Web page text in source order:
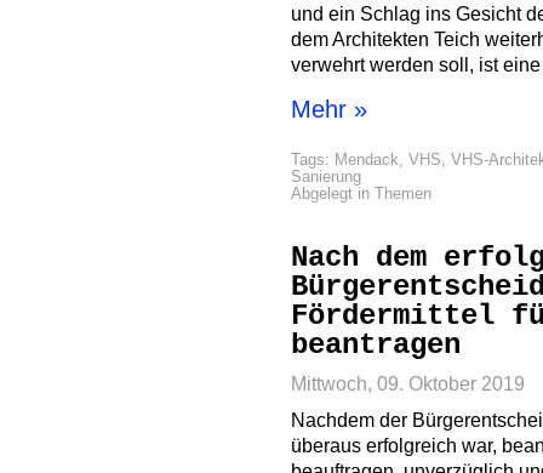
und ein Schlag ins Gesicht
dem Architekten Teich
verwehrt werden soll, ist
Mehr »
Tags: Mendack, VHS, VHS-
Sanierung
Abgelegt in Themen
Nach dem
Fördermittel
beantragen
Mittwoch, 09. Oktober 2019
Nachdem der
überaus erfolgreich war,